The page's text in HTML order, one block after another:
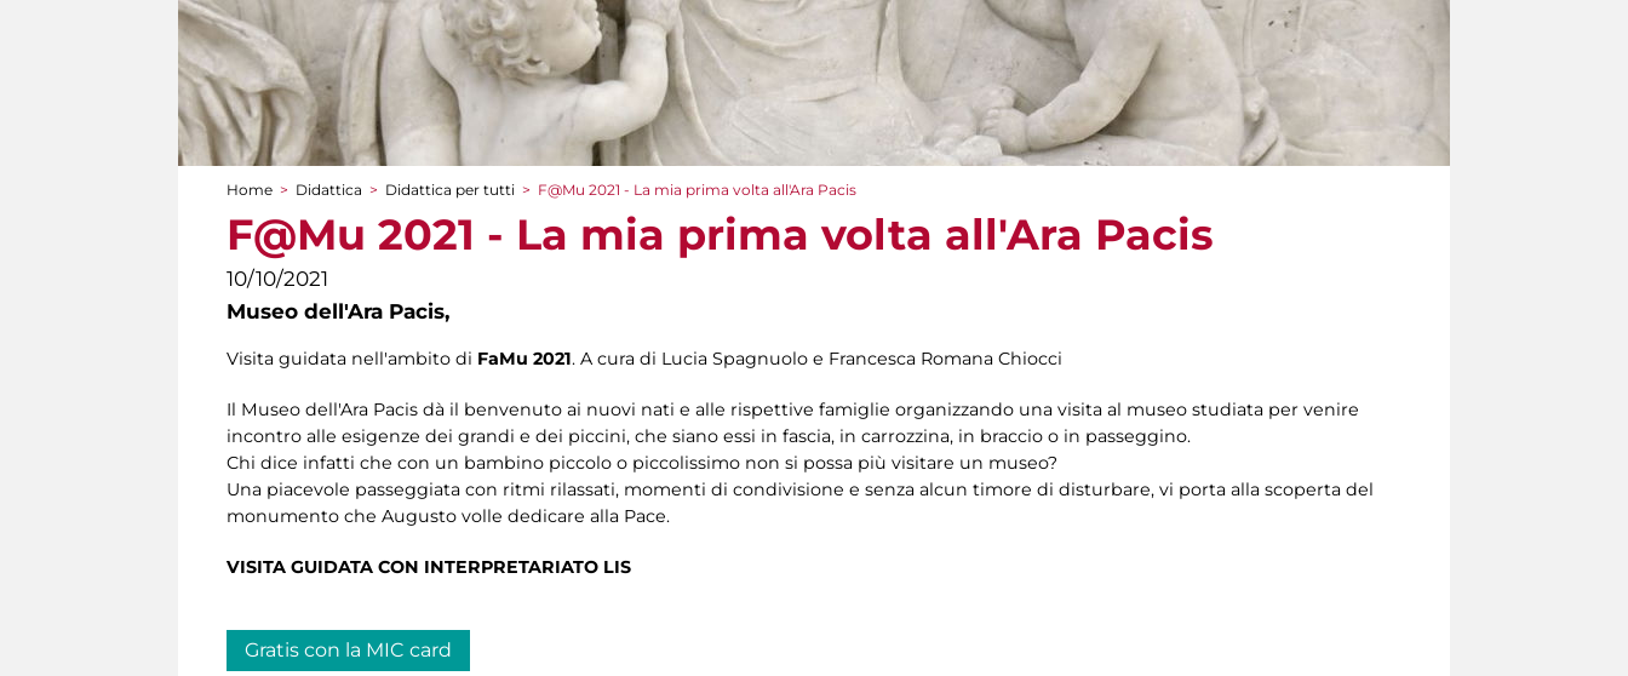
Tu sei qui
Home > Didattica > Didattica per tutti > F@Mu 2021 - La mia prima volta all'Ara Pacis
F@Mu 2021 - La mia prima volta all'Ara Pacis
10/10/2021
Museo dell'Ara Pacis,
Visita guidata nell'ambito di FaMu 2021. A cura di Lucia Spagnuolo e Francesca Romana Chiocci
Il Museo dell'Ara Pacis dà il benvenuto ai nuovi nati e alle rispettive famiglie organizzando una visita al museo studiata per venire
incontro alle esigenze dei grandi e dei piccini, che siano essi in fascia, in carrozzina, in braccio o in passeggino.
Chi dice infatti che con un bambino piccolo o piccolissimo non si possa più visitare un museo?
Una piacevole passeggiata con ritmi rilassati, momenti di condivisione e senza alcun timore di disturbare, vi porta alla scoperta del
monumento che Augusto volle dedicare alla Pace.
VISITA GUIDATA CON INTERPRETARIATO LIS
Gratis con la MIC card